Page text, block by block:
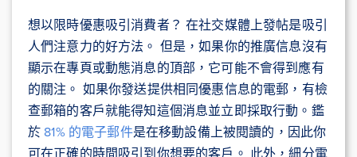
想以限時優惠吸引消費者？ 在社交媒體上發帖是吸引
人們注意力的好方法。 但是，如果你的推廣信息沒有
顯示在專頁或動態消息的頂部，它可能不會得到應有
的關注。 如果你發送提供相同優惠信息的電郵，有檢
查郵箱的客戶就能得知這個消息並立即採取行動。鑑
於 81% 的電子郵件是在移動設備上被閱讀的，因此你
可在正確的時間吸引到你想要的客戶。 此外，細分電